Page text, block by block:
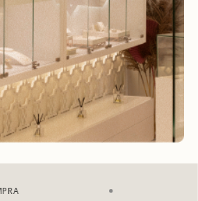
7% DE DESCONTO NO PIX